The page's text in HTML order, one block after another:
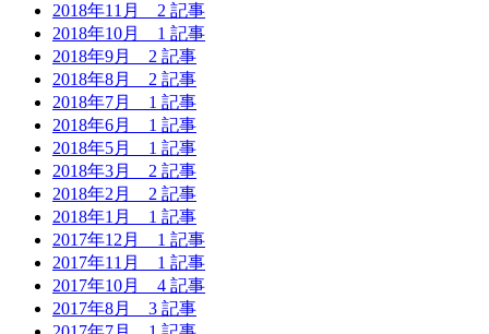
2018年11月 2 記事
2018年10月 1 記事
2018年9月 2 記事
2018年8月 2 記事
2018年7月 1 記事
2018年6月 1 記事
2018年5月 1 記事
2018年3月 2 記事
2018年2月 2 記事
2018年1月 1 記事
2017年12月 1 記事
2017年11月 1 記事
2017年10月 4 記事
2017年8月 3 記事